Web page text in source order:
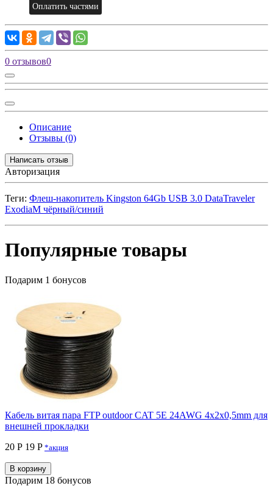
Оплатить частями
0 отзывов0
Описание
Отзывы (0)
Написать отзыв
Авторизация
Теги: Флеш-накопитель Kingston 64Gb USB 3.0 DataTraveler
ExodiaM чёрный/синий
Популярные товары
Подарим 1 бонусов
Кабель витая пара FTP outdoor CAT 5E 24AWG 4x2x0,5mm для
внешней прокладки
20 Р 19 P *акция
В корзину
Подарим 18 бонусов